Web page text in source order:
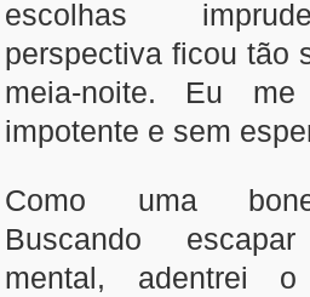
escolhas
perspectiva ficou tão
meia-noite. Eu
impotente e sem
Como uma
Buscando
mental, adentrei